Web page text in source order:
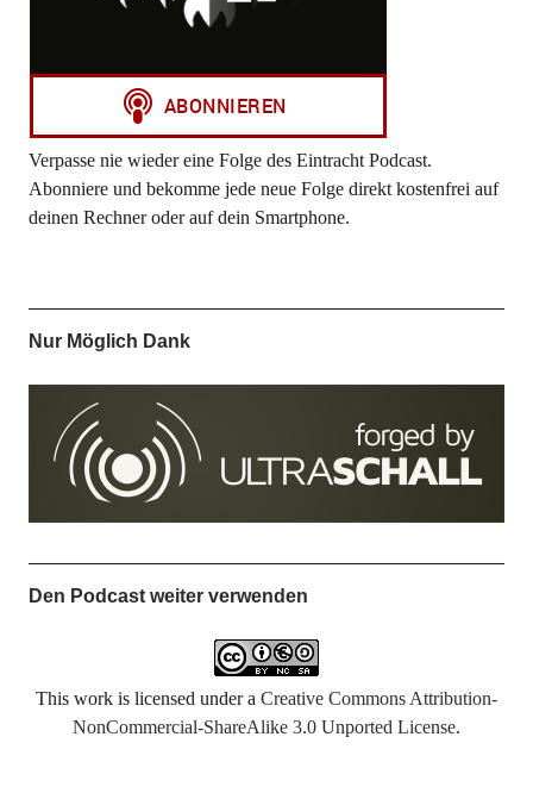
Verpasse nie wieder eine Folge des Eintracht Podcast.
Abonniere und bekomme jede neue Folge direkt kostenfrei auf
deinen Rechner oder auf dein Smartphone.
Nur Möglich Dank
Den Podcast weiter verwenden
This work is licensed under a Creative Commons Attribution-
NonCommercial-ShareAlike 3.0 Unported License.